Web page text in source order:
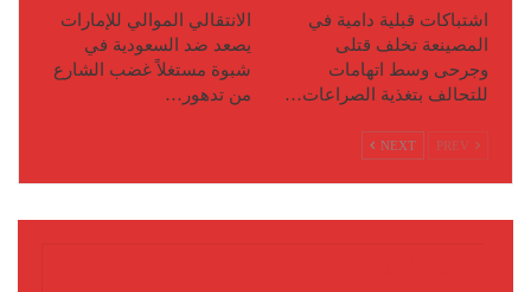
اشتباكات قبلية دامية في
المصينعة تخلف قتلى
وجرحى وسط اتهامات
للتحالف بتغذية الصراعات…
الانتقالي الموالي للإمارات
يصعد ضد السعودية في
شبوة مستغلاً غضب الشارع
من تدهور…
NEXT